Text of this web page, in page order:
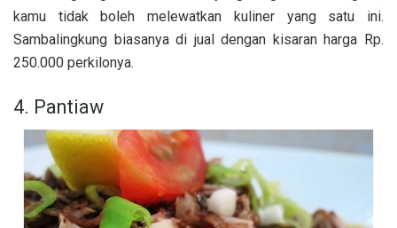
kamu tidak boleh melewatkan kuliner yang satu ini.
Sambalingkung biasanya di jual dengan kisaran harga Rp.
250.000 perkilonya.
4. Pantiaw